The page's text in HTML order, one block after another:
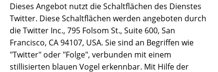
Dieses Angebot nutzt die Schaltflächen des Dienstes
Twitter. Diese Schaltflächen werden angeboten durch
die Twitter Inc., 795 Folsom St., Suite 600, San
Francisco, CA 94107, USA. Sie sind an Begriffen wie
"Twitter" oder "Folge", verbunden mit einem
stillisierten blauen Vogel erkennbar. Mit Hilfe der